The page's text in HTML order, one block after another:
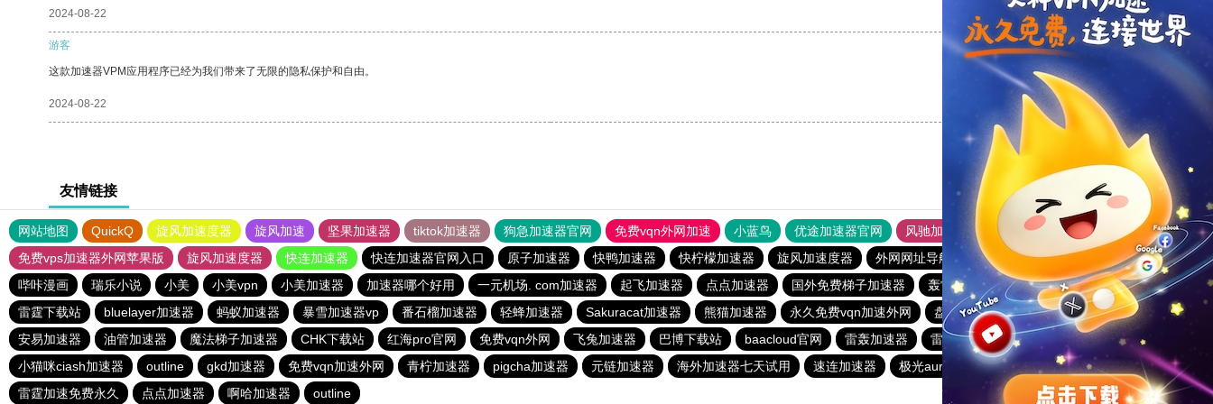
2024-08-22 支持 [0] 反对 [0]
游客
这款加速器VPM应用程序已经为我们带来了无限的隐私保护和自由。
2024-08-22 支持
友情链接
网站地图 QuickQ 旋风加速度器 旋风加速 坚果加速器 tiktok加速器 狗急加速器官网 免费vqn外网加速 小蓝鸟 优途加速器官网 风驰加速器
旋风加速器
免费vps加速器外网苹果版
旋风加速度器 快连加速器 快连加速器官网入口 原子加速器 快鸭加速器 快柠檬加速器 旋风加速度器 外网网址导航 软件中心 雷霆加速
狂飙加速器
哔咔漫画
瑞乐小说 小美 小美vpn 小美加速器 加速器哪个好用 一元机场. com加速器 起飞加速器 点点加速器 国外免费梯子加速器 轰雷加速器 快喵vpv加速器
一元机场
雷霆下载站
bluelayer加速器 蚂蚁加速器 暴雪加速器vp 番石榴加速器 轻蜂加速器 Sakuracat加速器 熊猫加速器 永久免费vqn加速外网 盘古加速器 turbo加速器
白鲸加速器
安易加速器
油管加速器 魔法梯子加速器 CHK下载站 红海pro官网 免费vqn外网 飞兔加速器 巴博下载站 baacloud官网 雷轰加速器 雷霆每天免费2小时
快柠檬加速器官网
小猫咪ciash加速器
outline gkd加速器 免费vqn加速外网 青柠加速器 pigcha加速器 元链加速器 海外加速器七天试用 速连加速器 极光aurora加速器 tyl加速器官网
outline
雷霆加速免费永久
点点加速器 啊哈加速器 outline